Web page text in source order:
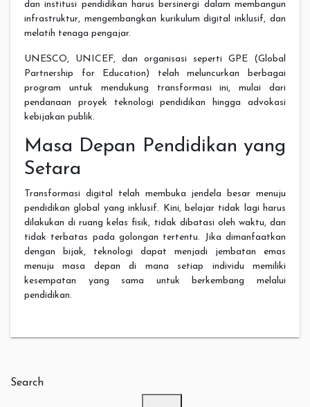
dan institusi pendidikan harus bersinergi dalam membangun
infrastruktur, mengembangkan kurikulum digital inklusif, dan
melatih tenaga pengajar.
UNESCO, UNICEF, dan organisasi seperti GPE (Global
Partnership for Education) telah meluncurkan berbagai
program untuk mendukung transformasi ini, mulai dari
pendanaan proyek teknologi pendidikan hingga advokasi
kebijakan publik.
Masa Depan Pendidikan yang
Setara
Transformasi digital telah membuka jendela besar menuju
pendidikan global yang inklusif. Kini, belajar tidak lagi harus
dilakukan di ruang kelas fisik, tidak dibatasi oleh waktu, dan
tidak terbatas pada golongan tertentu. Jika dimanfaatkan
dengan bijak, teknologi dapat menjadi jembatan emas
menuju masa depan di mana setiap individu memiliki
kesempatan yang sama untuk berkembang melalui
pendidikan.
Search